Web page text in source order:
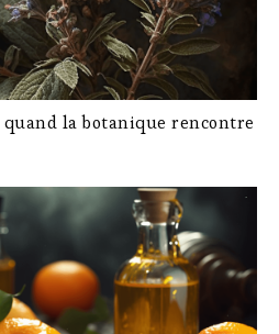
la botanique rencontre